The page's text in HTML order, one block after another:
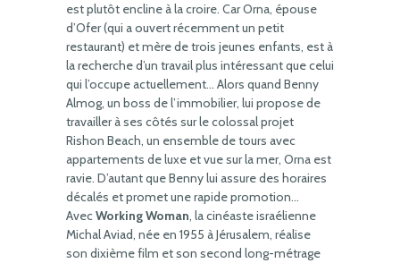
est plutôt encline à la croire. Car Orna, épouse
d’Ofer (qui a ouvert récemment un petit
restaurant) et mère de trois jeunes enfants, est à
la recherche d’un travail plus intéressant que celui
qui l’occupe actuellement… Alors quand Benny
Almog, un boss de l’immobilier, lui propose de
travailler à ses côtés sur le colossal projet
Rishon Beach, un ensemble de tours avec
appartements de luxe et vue sur la mer, Orna est
ravie. D’autant que Benny lui assure des horaires
décalés et promet une rapide promotion…
AvecWorking Woman, la cinéaste israélienne
Michal Aviad, née en 1955 à Jérusalem, réalise
son dixième film et son second long-métrage